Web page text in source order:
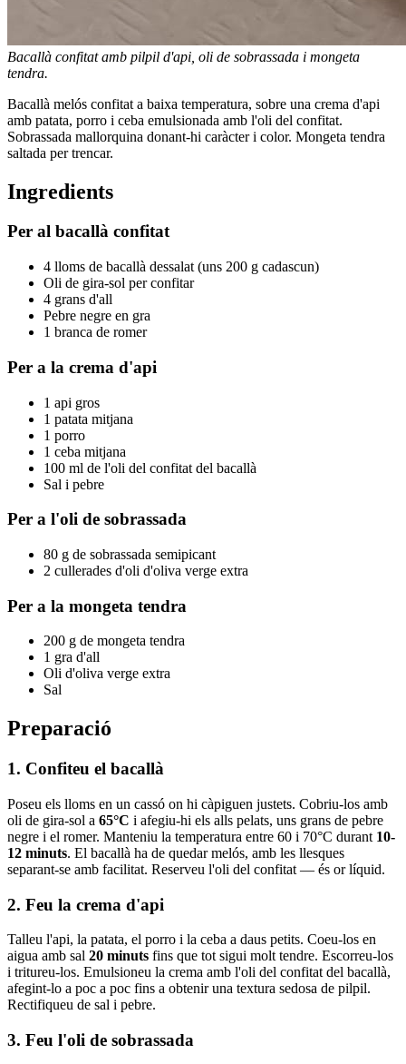
Bacallà confitat amb pilpil d'api, oli de sobrassada i mongeta
tendra.
Bacallà melós confitat a baixa temperatura, sobre una crema d'api
amb patata, porro i ceba emulsionada amb l'oli del confitat.
Sobrassada mallorquina donant-hi caràcter i color. Mongeta tendra
saltada per trencar.
Ingredients
Per al bacallà confitat
4 lloms de bacallà dessalat (uns 200 g cadascun)
Oli de gira-sol per confitar
4 grans d'all
Pebre negre en gra
1 branca de romer
Per a la crema d'api
1 api gros
1 patata mitjana
1 porro
1 ceba mitjana
100 ml de l'oli del confitat del bacallà
Sal i pebre
Per a l'oli de sobrassada
80 g de sobrassada semipicant
2 cullerades d'oli d'oliva verge extra
Per a la mongeta tendra
200 g de mongeta tendra
1 gra d'all
Oli d'oliva verge extra
Sal
Preparació
1. Confiteu el bacallà
Poseu els lloms en un cassó on hi càpiguen justets. Cobriu-los amb
oli de gira-sol a 65°C i afegiu-hi els alls pelats, uns grans de pebre
negre i el romer. Manteniu la temperatura entre 60 i 70°C durant 10-
12 minuts. El bacallà ha de quedar melós, amb les llesques
separant-se amb facilitat. Reserveu l'oli del confitat — és or líquid.
2. Feu la crema d'api
Talleu l'api, la patata, el porro i la ceba a daus petits. Coeu-los en
aigua amb sal 20 minuts fins que tot sigui molt tendre. Escorreu-los
i tritureu-los. Emulsioneu la crema amb l'oli del confitat del bacallà,
afegint-lo a poc a poc fins a obtenir una textura sedosa de pilpil.
Rectifiqueu de sal i pebre.
3. Feu l'oli de sobrassada